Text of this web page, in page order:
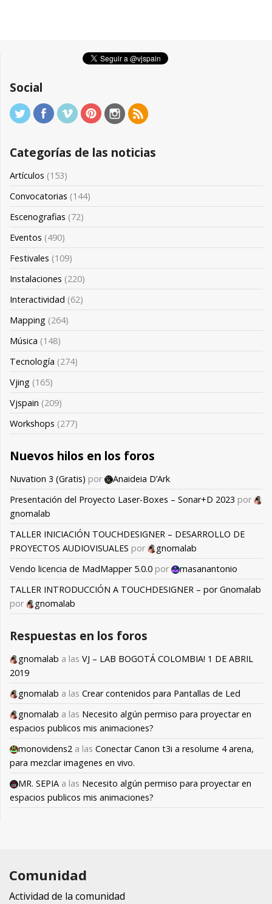
Social
Categorías de las noticias
Artículos (153)
Convocatorias (144)
Escenografias (72)
Eventos (490)
Festivales (109)
Instalaciones (220)
Interactividad (62)
Mapping (264)
Música (148)
Tecnología (274)
Vjing (165)
Vjspain (209)
Workshops (277)
Nuevos hilos en los foros
Nuvation 3 (Gratis) por
Anaideia D’Ark
Presentación del Proyecto Laser-Boxes – Sonar+D 2023 por
gnomalab
TALLER INICIACIÓN TOUCHDESIGNER – DESARROLLO DE
PROYECTOS AUDIOVISUALES por
gnomalab
Vendo licencia de MadMapper 5.0.0 por
masanantonio
TALLER INTRODUCCIÓN A TOUCHDESIGNER – por Gnomalab
por
gnomalab
Respuestas en los foros
gnomalab a las VJ – LAB BOGOTÁ COLOMBIA! 1 DE ABRIL
2019
gnomalab a las Crear contenidos para Pantallas de Led
gnomalab a las Necesito algún permiso para proyectar en
espacios publicos mis animaciones?
monovidens2 a las Conectar Canon t3i a resolume 4 arena,
para mezclar imagenes en vivo.
MR. SEPIA a las Necesito algún permiso para proyectar en
espacios publicos mis animaciones?
Comunidad
Actividad de la comunidad